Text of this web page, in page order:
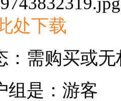
处下载
：需购买或无
组是：游客